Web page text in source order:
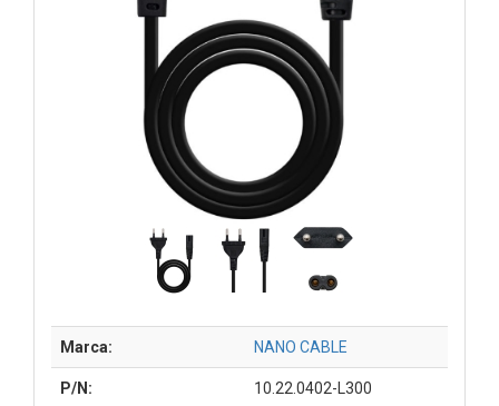
Marca: NANO CABLE
P/N: 10.22.0402-L300